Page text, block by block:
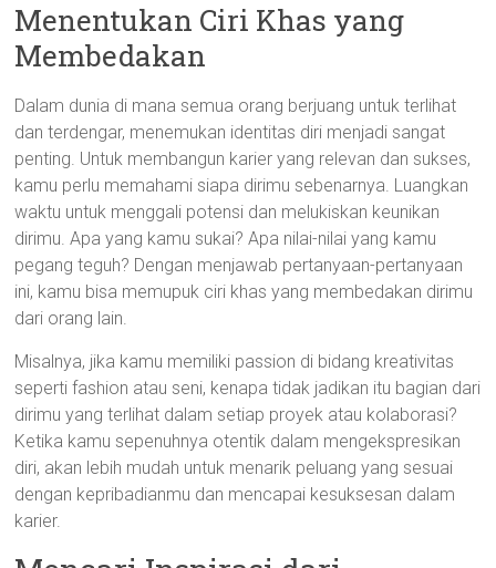
Menentukan Ciri Khas yang
Membedakan
Dalam dunia di mana semua orang berjuang untuk terlihat
dan terdengar, menemukan identitas diri menjadi sangat
penting. Untuk membangun karier yang relevan dan sukses,
kamu perlu memahami siapa dirimu sebenarnya. Luangkan
waktu untuk menggali potensi dan melukiskan keunikan
dirimu. Apa yang kamu sukai? Apa nilai-nilai yang kamu
pegang teguh? Dengan menjawab pertanyaan-pertanyaan
ini, kamu bisa memupuk ciri khas yang membedakan dirimu
dari orang lain.
Misalnya, jika kamu memiliki passion di bidang kreativitas
seperti fashion atau seni, kenapa tidak jadikan itu bagian dari
dirimu yang terlihat dalam setiap proyek atau kolaborasi?
Ketika kamu sepenuhnya otentik dalam mengekspresikan
diri, akan lebih mudah untuk menarik peluang yang sesuai
dengan kepribadianmu dan mencapai kesuksesan dalam
karier.